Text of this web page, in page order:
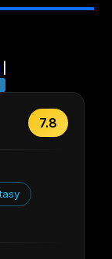
7.8